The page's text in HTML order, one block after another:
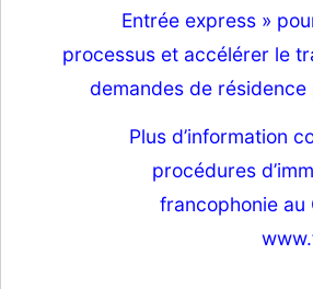
Entrée express »
processus et accélérer le
demandes de résidence
Plus d’information
procédures
francophonie au